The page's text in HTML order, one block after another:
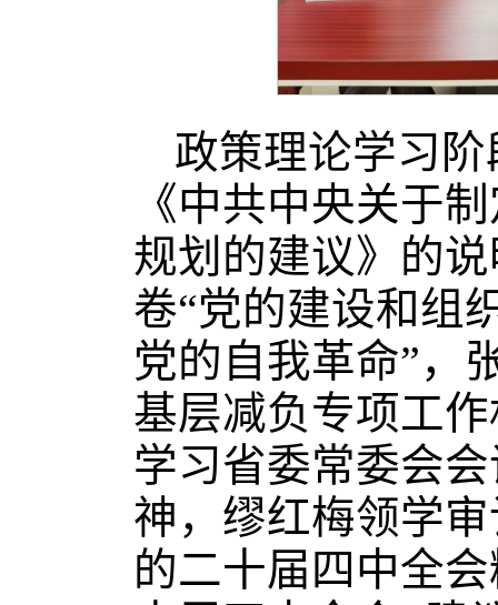
政策理论学习
《中共中央关于
规划的建议》的
卷“党的建设和组
党的自我革命”，
基层减负专项工
学习省委常委会
神，缪红梅领学
的二十届四中全